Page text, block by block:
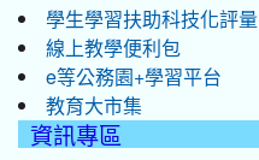
學生學習扶助科技化評量
線上教學便利包
e等公務園+學習平台
教育大市集
資訊專區